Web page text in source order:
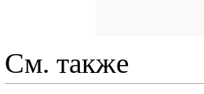
См. также